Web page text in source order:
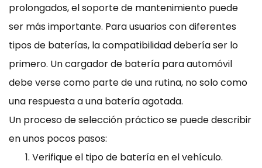
prolongados, el soporte de mantenimiento puede
ser más importante. Para usuarios con diferentes
tipos de baterías, la compatibilidad debería ser lo
primero. Un cargador de batería para automóvil
debe verse como parte de una rutina, no solo como
una respuesta a una batería agotada.
Un proceso de selección práctico se puede describir
en unos pocos pasos:
Verifique el tipo de batería en el vehículo.